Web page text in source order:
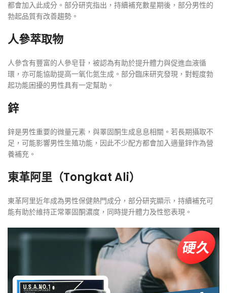
都會加入此成分。部分研究指出，持續補充數星期後，部分男性的
勃起品質有改善趨勢。
人參萃取物
人參含有豐富的人參皂苷，被認為有助於提升體力與促進血液循
環，亦可能協助提高一氧化氮生成。部分臨床研究發現，對輕度勃
起功能困擾的男性具有一定幫助。
鋅
鋅是男性重要的微量元素，與睪固酮生成息息相關。若長期攝取不
足，可能影響男性生殖功能，因此不少配方都會加入適量鋅作為營
養補充。
東革阿里（Tongkat Ali）
東革阿里近年成為男性保健熱門成分，部分研究顯示，持續補充可
能有助於維持正常睪固酮濃度，同時提升體力及性慾表現。